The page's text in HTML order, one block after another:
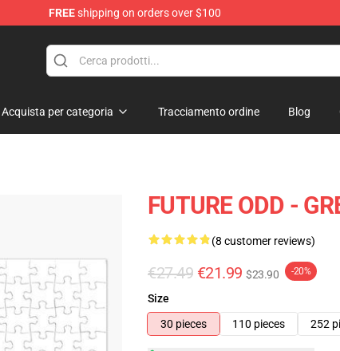
FREEshipping on orders over $100
Acquista per categoria Tracciamento ordine Blog
FUTURE ODD -
(8 customer reviews)
€27.49 €21.99 $23.90 -20%
Size
30 pieces
110 pieces 252